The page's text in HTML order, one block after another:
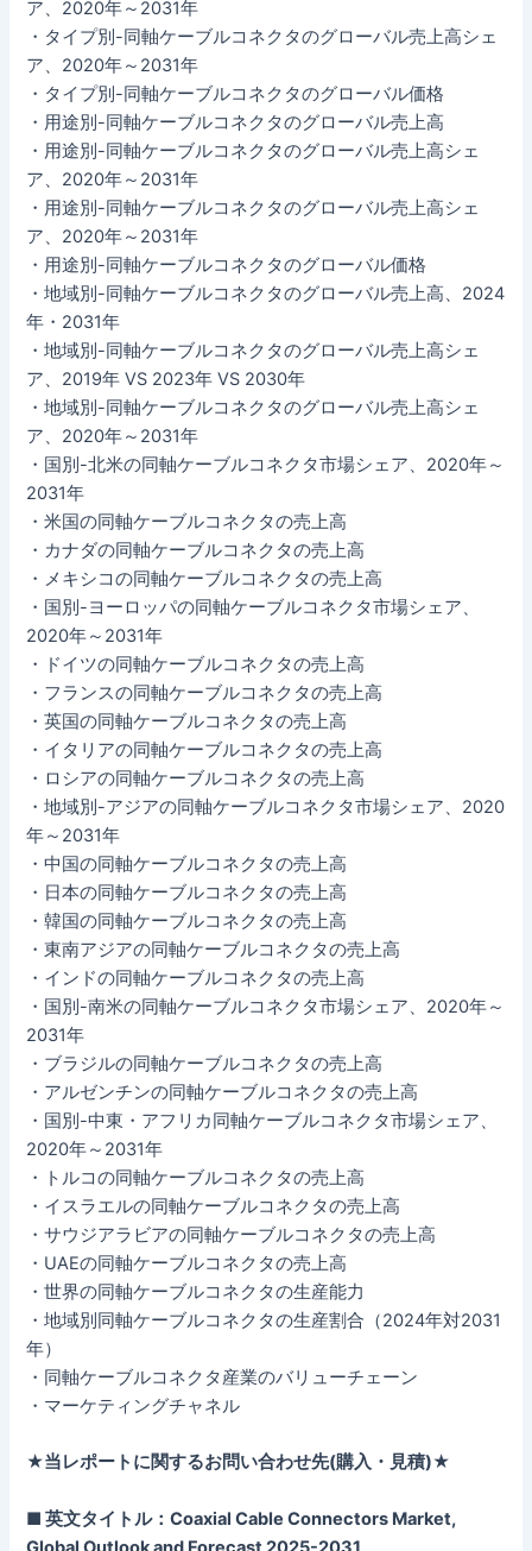
ア、2020年～2031年
・タイプ別-同軸ケーブルコネクタのグローバル売上高シェ
ア、2020年～2031年
・タイプ別-同軸ケーブルコネクタのグローバル価格
・用途別-同軸ケーブルコネクタのグローバル売上高
・用途別-同軸ケーブルコネクタのグローバル売上高シェ
ア、2020年～2031年
・用途別-同軸ケーブルコネクタのグローバル売上高シェ
ア、2020年～2031年
・用途別-同軸ケーブルコネクタのグローバル価格
・地域別-同軸ケーブルコネクタのグローバル売上高、2024
年・2031年
・地域別-同軸ケーブルコネクタのグローバル売上高シェ
ア、2019年 VS 2023年 VS 2030年
・地域別-同軸ケーブルコネクタのグローバル売上高シェ
ア、2020年～2031年
・国別-北米の同軸ケーブルコネクタ市場シェア、2020年～
2031年
・米国の同軸ケーブルコネクタの売上高
・カナダの同軸ケーブルコネクタの売上高
・メキシコの同軸ケーブルコネクタの売上高
・国別-ヨーロッパの同軸ケーブルコネクタ市場シェア、
2020年～2031年
・ドイツの同軸ケーブルコネクタの売上高
・フランスの同軸ケーブルコネクタの売上高
・英国の同軸ケーブルコネクタの売上高
・イタリアの同軸ケーブルコネクタの売上高
・ロシアの同軸ケーブルコネクタの売上高
・地域別-アジアの同軸ケーブルコネクタ市場シェア、2020
年～2031年
・中国の同軸ケーブルコネクタの売上高
・日本の同軸ケーブルコネクタの売上高
・韓国の同軸ケーブルコネクタの売上高
・東南アジアの同軸ケーブルコネクタの売上高
・インドの同軸ケーブルコネクタの売上高
・国別-南米の同軸ケーブルコネクタ市場シェア、2020年～
2031年
・ブラジルの同軸ケーブルコネクタの売上高
・アルゼンチンの同軸ケーブルコネクタの売上高
・国別-中東・アフリカ同軸ケーブルコネクタ市場シェア、
2020年～2031年
・トルコの同軸ケーブルコネクタの売上高
・イスラエルの同軸ケーブルコネクタの売上高
・サウジアラビアの同軸ケーブルコネクタの売上高
・UAEの同軸ケーブルコネクタの売上高
・世界の同軸ケーブルコネクタの生産能力
・地域別同軸ケーブルコネクタの生産割合（2024年対2031
年）
・同軸ケーブルコネクタ産業のバリューチェーン
・マーケティングチャネル
★当レポートに関するお問い合わせ先(購入・見積)★
■ 英文タイトル：Coaxial Cable Connectors Market,